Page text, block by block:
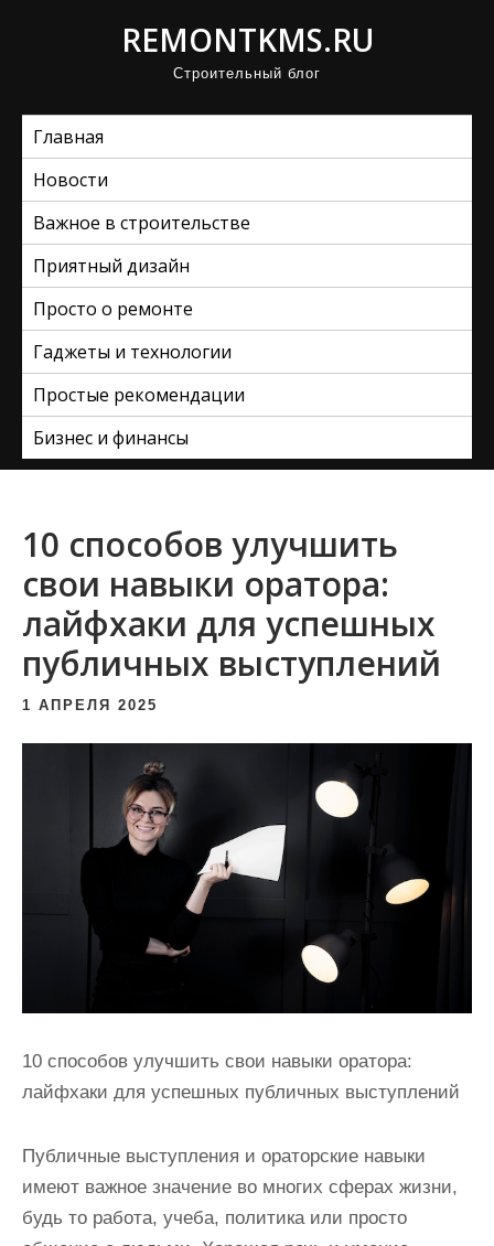
REMONTKMS.RU
Строительный блог
Главная
Новости
Важное в строительстве
Приятный дизайн
Просто о ремонте
Гаджеты и технологии
Простые рекомендации
Бизнес и финансы
10 способов улучшить
свои навыки оратора:
лайфхаки для успешных
публичных выступлений
1 АПРЕЛЯ 2025
10 способов улучшить свои навыки оратора:
лайфхаки для успешных публичных выступлений
Публичные выступления и ораторские навыки
имеют важное значение во многих сферах жизни,
будь то работа, учеба, политика или просто